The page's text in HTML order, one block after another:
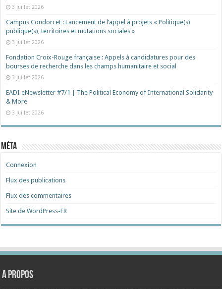
3 juillet 2026
Campus Condorcet : Lancement de l’appel à projets « Politique(s)
publique(s), territoires et mutations sociales »
3 juillet 2026
Fondation Croix-Rouge française : Appels à candidatures pour des
bourses de recherche dans les champs humanitaire et social
3 juillet 2026
EADI eNewsletter #7/1 | The Political Economy of International Solidarity
& More
3 juillet 2026
Méta
Connexion
Flux des publications
Flux des commentaires
Site de WordPress-FR
A propos